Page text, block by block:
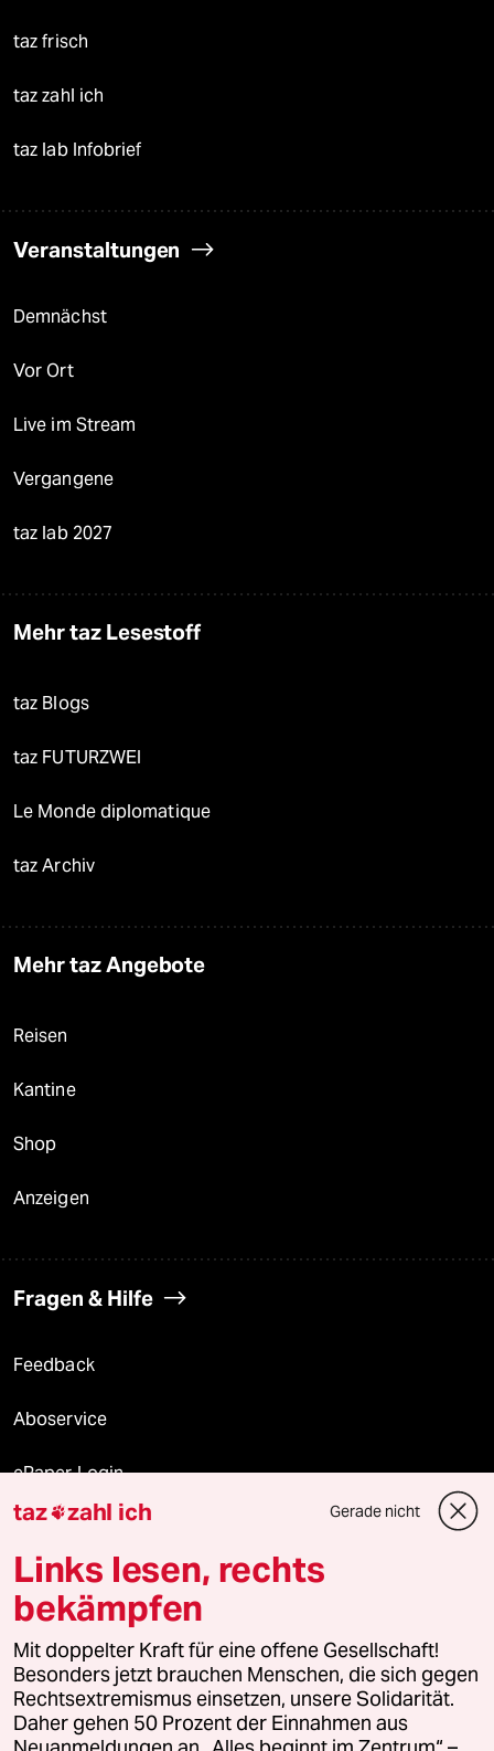
taz frisch
taz zahl ich
taz lab Infobrief
Veranstaltungen
Demnächst
Vor Ort
Live im Stream
Vergangene
taz lab 2027
Mehr taz Lesestoff
taz Blogs
taz FUTURZWEI
Le Monde diplomatique
taz Archiv
Mehr taz Angebote
Reisen
Kantine
Shop
Anzeigen
Fragen & Hilfe
Feedback
Aboservice
ePaper Login
Downloads für Abonnierende
© 2026 taz Verlags und Vertriebs GmbH
Alle Rechte vorbehalten. Bei rechtlichen Fragen oder für Genehmigungen
wenden Sie sich bitte an lizenzen@taz.de
Feedback Redaktionsstatut Kommune-Richtlinien
taz zahl ich Gerade nicht
Links lesen, rechts
bekämpfen
Mit doppelter Kraft für eine offene Gesellschaft!
Besonders jetzt brauchen Menschen, die sich gegen
Rechtsextremismus einsetzen, unsere Solidarität.
Daher gehen 50 Prozent der Einnahmen aus